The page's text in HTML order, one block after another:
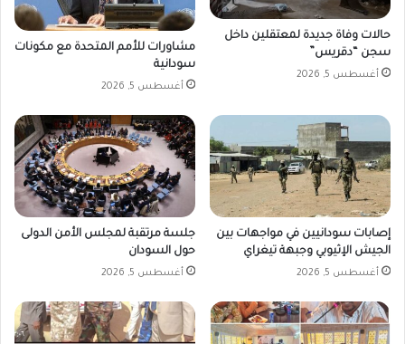
حالات وفاة جديدة لمعتقلين داخل
سجن “دقريس”
أغسطس 5, 2026
مشاورات للأمم المتحدة مع مكونات
سودانية
أغسطس 5, 2026
إصابات سودانيين في مواجهات بين
الجيش الإثيوبي وجبهة تيغراي
أغسطس 5, 2026
جلسة مرتقبة لمجلس الأمن الدولى
حول السودان
أغسطس 5, 2026